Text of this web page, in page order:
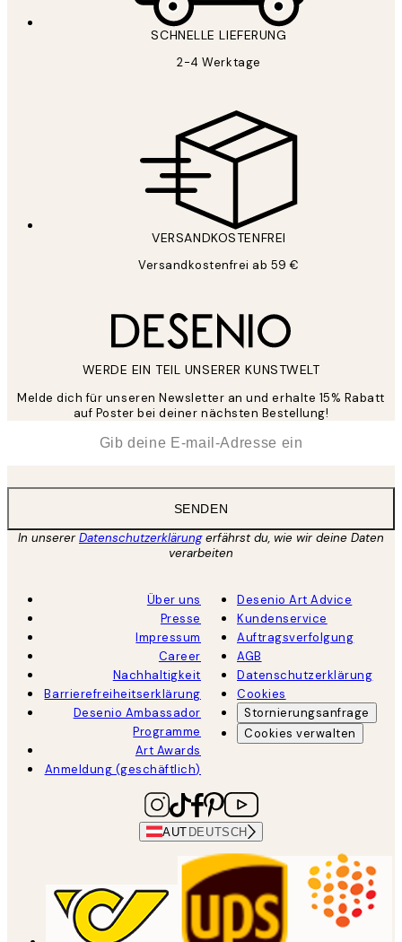
SCHNELLE LIEFERUNG
2-4 Werktage
VERSANDKOSTENFREI
Versandkostenfrei ab 59 €
WERDE EIN TEIL UNSERER KUNSTWELT
Melde dich für unseren Newsletter an und erhalte 15% Rabatt
auf Poster bei deiner nächsten Bestellung!
SENDEN
In unsererDatenschutzerklärungerfährst du, wie wir deine Daten
verarbeiten
Über uns
Presse
Impressum
Career
Nachhaltigkeit
Barrierefreiheitserklärung
Desenio Ambassador
Programme
Art Awards
Anmeldung (geschäftlich)
Desenio Art Advice
Kundenservice
Auftragsverfolgung
AGB
Datenschutzerklärung
Cookies
Stornierungsanfrage
Cookies verwalten
AUT DEUTSCH